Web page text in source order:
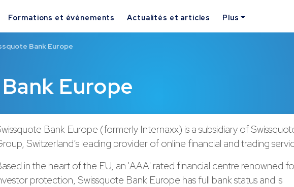
Formations et événements Actualités et articles Plus
Europe
Bank Europe
Bank Europe (formerly Internaxx) is a subsidiary of
Switzerland’s leading provider of online financial and trading
in the heart of the EU, an 'AAA' rated financial centre renowned
protection, Swissquote Bank Europe has full bank status and is